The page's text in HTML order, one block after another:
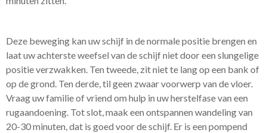
Deze beweging kan uw schijf in de normale positie brengen en
laat uw achterste weefsel van de schijf niet door een slungelige
positie verzwakken. Ten tweede, zit niet te lang op een bank of
op de grond. Ten derde, til geen zwaar voorwerp van de vloer.
Vraag uw familie of vriend om hulp in uw herstelfase van een
rugaandoening. Tot slot, maak een ontspannen wandeling van
20-30 minuten, dat is goed voor de schijf. Er is een pompend